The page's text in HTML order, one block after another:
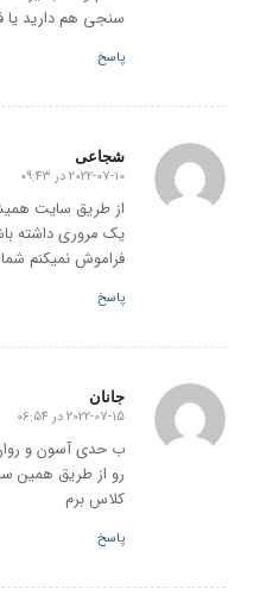
سنجی هم دارید
پاسخ
شجاعی
گفته:
2022-07-10 در 09:43
از طریق سایت
یک مروری داشته
فراموش نمیکنم
پاسخ
جانان
گفته:
2022-07-15 در 06:54
ب حدی آسون و
رو از طریق همین
کلاس برم
پاسخ